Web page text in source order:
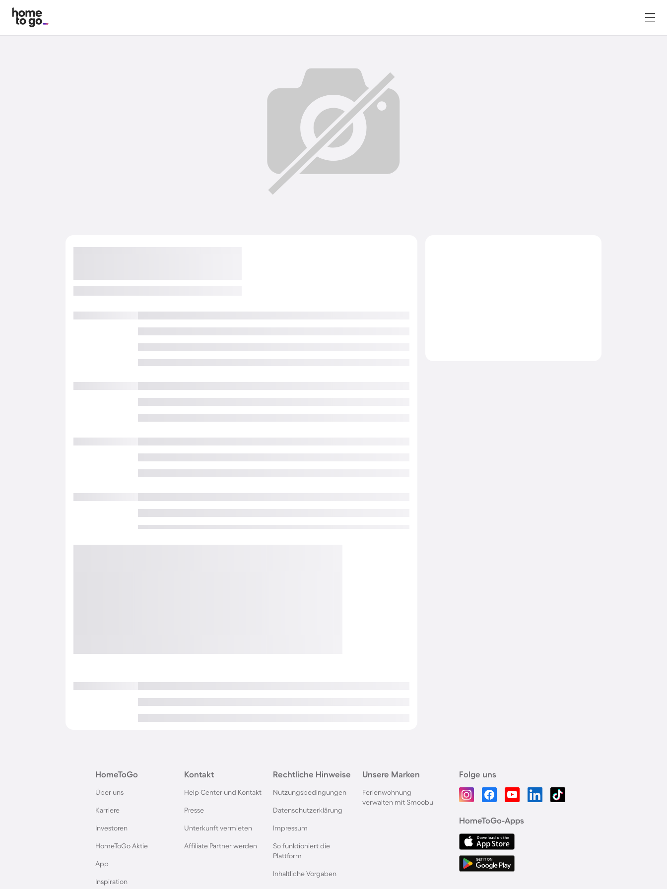
HomeToGo
Über uns
Karriere
Investoren
HomeToGo Aktie
App
Inspiration
Kontakt
Help Center und Kontakt
Presse
Unterkunft vermieten
Affiliate Partner werden
Rechtliche Hinweise
Nutzungsbedingungen
Datenschutzerklärung
Impressum
So funktioniert die
Plattform
Inhaltliche Vorgaben
Unsere Marken
Ferienwohnung
verwalten mit Smoobu
Folge uns
HomeToGo-Apps